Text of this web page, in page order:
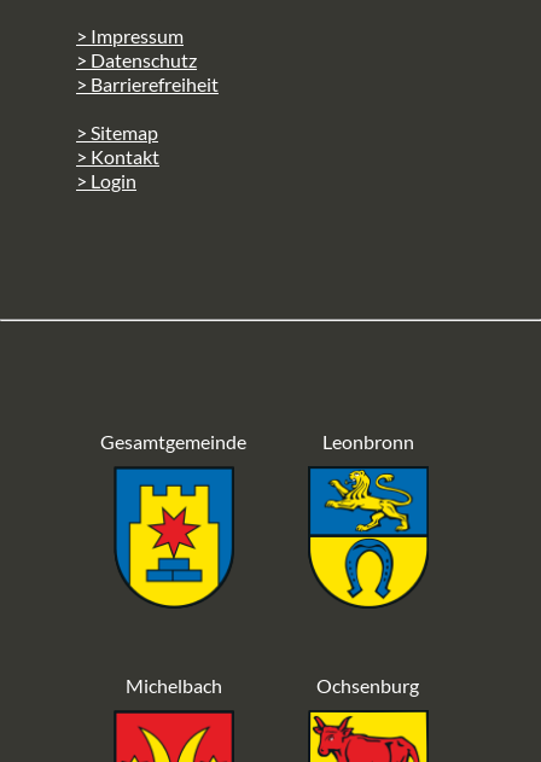
> Impressum
> Datenschutz
> Barrierefreiheit
> Sitemap
> Kontakt
> Login
Gesamtgemeinde Leonbronn
Michelbach Ochsenburg